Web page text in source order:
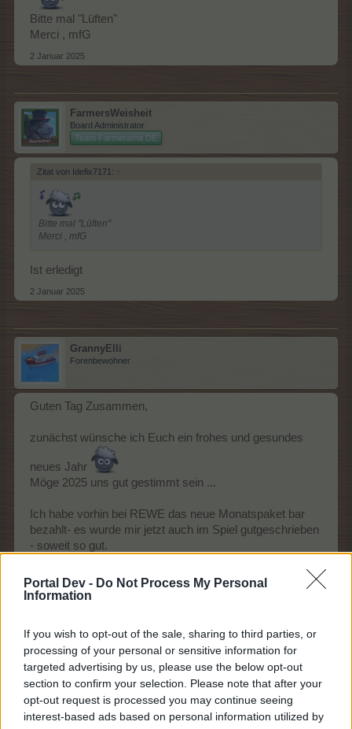
Portal Dev - Do Not Process My Personal
Information
If you wish to opt-out of the sale, sharing to third parties, or
processing of your personal or sensitive information for
targeted advertising by us, please use the below opt-out
section to confirm your selection. Please note that after your
opt-out request is processed you may continue seeing
interest-based ads based on personal information utilized by
Bitte mal "Lüften"
Merci , mfG
2 Januar 2025
FarmersWeisheit
Board Administrator
Team Farmerama DE
Zitat von Idefix7171: ↑
Bitte mal "Lüften"
Merci , mfG
Ist erledigt
2 Januar 2025
GrannyElli
Forenbewohner
Guten Tag Zusammen,
zunächst wünsche ich Euch ein frohes und gesundes
neues Jahr
Möge 2025 uns gut gestimmt sein ...
Ich habe vorhin bei REWE das neue Monatspaket bar
bezahlt- es wurde mir jetzt auch im Spiel gutgeschrieben
- soweit so gut.
und seitdem sind meine Marmeladen und andere
Produkte aus der Vorratskammer verschwunden -
ICh habe nur noch Tickets für die Mühle und Erntehelfer-
Coupons.
Kann mir jemand helfen?
Meine ID: 57744743